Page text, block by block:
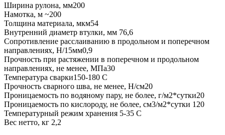
Ширина рулона, мм200
Намотка, м ~200
Толщина материала, мкм54
Внутренний диаметр втулки, мм 76,6
Сопротивление расслаиванию в продольном и поперечном
направлениях, H/15мм0,9
Прочность при растяжении в поперечном и продольном
направлениях, не менее, МПа30
Температура сварки150-180 С
Прочность сварного шва, не менее, Н/см20
Проницаемость по водяному пару, не более, г/м2*сутки20
Проницаемость по кислороду, не более, см3/м2*сутки 120
Температурный режим хранения 5-35 С
Вес нетто, кг 2,2